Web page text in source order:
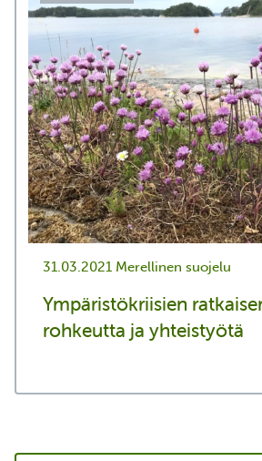
31.03.2021 Merellinen suojelu
Ympäristökriisien
rohkeutta ja yhteistyötä